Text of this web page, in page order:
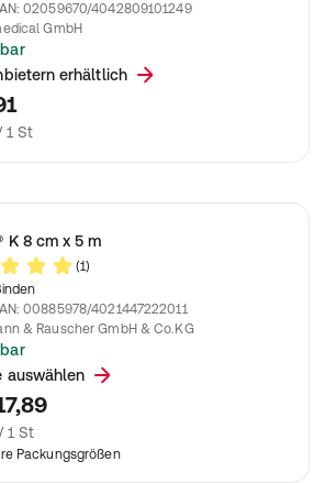
:02059670/4042809101249
GmbH
bei phlebologischen und
erhältlich
1 St
K 8 cm x 5 m
(1)
:00885978/4021447222011
& Rauscher GmbH & Co.KG
und Entlasten in der Traumatologie und
auswählen
1 St
Packungsgrößen